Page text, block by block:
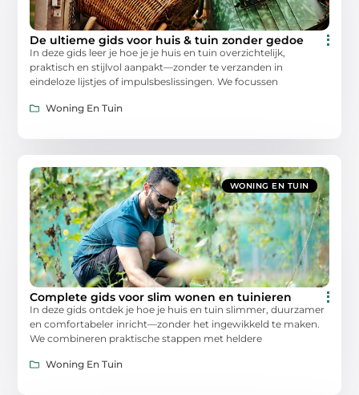
De ultieme gids voor huis & tuin zonder gedoe
In deze gids leer je hoe je je huis en tuin overzichtelijk,
praktisch en stijlvol aanpakt—zonder te verzanden in
eindeloze lijstjes of impulsbeslissingen. We focussen
Woning En Tuin
WONING EN TUIN
Complete gids voor slim wonen en tuinieren
In deze gids ontdek je hoe je huis en tuin slimmer, duurzamer
en comfortabeler inricht—zonder het ingewikkeld te maken.
We combineren praktische stappen met heldere
Woning En Tuin